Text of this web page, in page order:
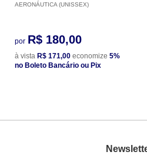
AERONÁUTICA (UNISSEX)
por R$ 180,00
à vista R$ 171,00 economize 5%
no Boleto Bancário ou Pix